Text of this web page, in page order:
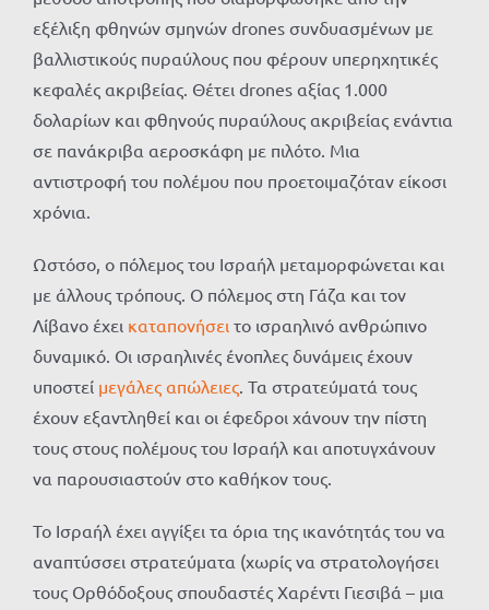
εξέλιξη φθηνών σμηνών drones συνδυασμένων με
βαλλιστικούς πυραύλους που φέρουν υπερηχητικές
κεφαλές ακριβείας. Θέτει drones αξίας 1.000
δολαρίων και φθηνούς πυραύλους ακριβείας ενάντια
σε πανάκριβα αεροσκάφη με πιλότο. Μια
αντιστροφή του πολέμου που προετοιμαζόταν είκοσι
χρόνια.
Ωστόσο, ο πόλεμος του Ισραήλ μεταμορφώνεται και
με άλλους τρόπους. Ο πόλεμος στη Γάζα και τον
Λίβανο έχει καταπονήσει το ισραηλινό ανθρώπινο
δυναμικό. Οι ισραηλινές ένοπλες δυνάμεις έχουν
υποστεί μεγάλες απώλειες. Τα στρατεύματά τους
έχουν εξαντληθεί και οι έφεδροι χάνουν την πίστη
τους στους πολέμους του Ισραήλ και αποτυγχάνουν
να παρουσιαστούν στο καθήκον τους.
Το Ισραήλ έχει αγγίξει τα όρια της ικανότητάς του να
αναπτύσσει στρατεύματα (χωρίς να στρατολογήσει
τους Ορθόδοξους σπουδαστές Χαρέντι Γιεσιβά – μια